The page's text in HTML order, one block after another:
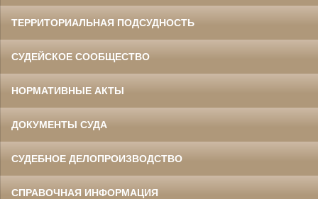
ТЕРРИТОРИАЛЬНАЯ ПОДСУДНОСТЬ
СУДЕЙСКОЕ СООБЩЕСТВО
НОРМАТИВНЫЕ АКТЫ
ДОКУМЕНТЫ СУДА
СУДЕБНОЕ ДЕЛОПРОИЗВОДСТВО
СПРАВОЧНАЯ ИНФОРМАЦИЯ